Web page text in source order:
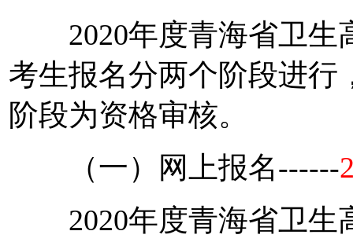
2020年度青海省卫生
考生报名分两个阶段进行
阶段为资格审核。
（一）网上报名------
2020年度青海省卫生